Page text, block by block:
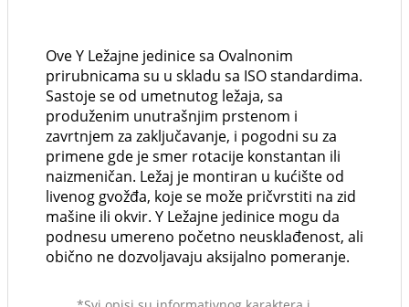
Ove Y Ležajne jedinice sa Ovalnonim
prirubnicama su u skladu sa ISO standardima.
Sastoje se od umetnutog ležaja, sa
produženim unutrašnjim prstenom i
zavrtnjem za zaključavanje, i pogodni su za
primene gde je smer rotacije konstantan ili
naizmeničan. Ležaj je montiran u kućište od
livenog gvožđa, koje se može pričvrstiti na zid
mašine ili okvir. Y Ležajne jedinice mogu da
podnesu umereno početno neusklađenost, ali
obično ne dozvoljavaju aksijalno pomeranje.